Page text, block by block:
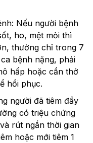
Nếu người bệnh
ho, mệt mỏi thì
thường chỉ trong 7
bệnh nặng, phải
hấp hoặc cần thở
hồi phục.
người đã tiêm đầy
có triệu chứng
rút ngắn thời gian
hoặc mới tiêm 1